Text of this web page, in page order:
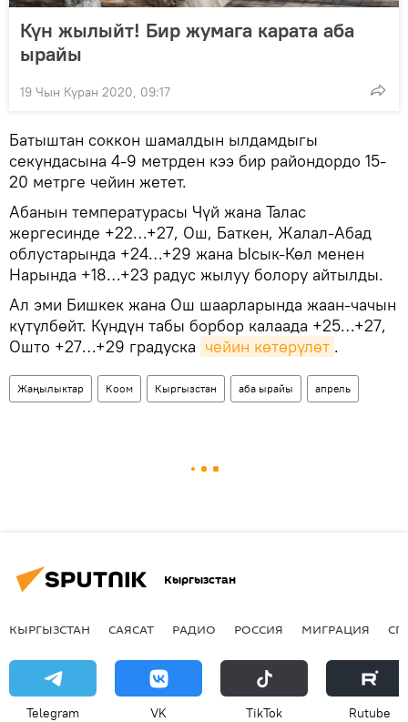
Күн жылыйт! Бир жумага карата аба
ырайы
19 Чын Куран 2020, 09:17
Батыштан соккон шамалдын ылдамдыгы
секундасына 4-9 метрден кээ бир райондордо 15-
20 метрге чейин жетет.
Абанын температурасы Чүй жана Талас
жергесинде +22…+27, Ош, Баткен, Жалал-Абад
облустарында +24…+29 жана Ысык-Көл менен
Нарында +18…+23 радус жылуу болору айтылды.
Ал эми Бишкек жана Ош шаарларында жаан-чачын
күтүлбөйт. Күндүн табы борбор калаада +25…+27,
Ошто +27…+29 градуска чейин көтөрүлөт .
Жаңылыктар Коом Кыргызстан аба ырайы апрель
Кыргызстан
КЫРГЫЗСТАН САЯСАТ РАДИО РОССИЯ МИГРАЦИЯ
Telegram VK ТikТоk Rutube